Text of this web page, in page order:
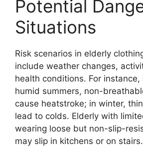
Potential
Situations
Risk scenarios in elderly
include weather changes,
health conditions. For instance,
humid summers, non-
cause heatstroke; in winter,
lead to colds. Elderly with
wearing loose but non-slip-
may slip in kitchens or on